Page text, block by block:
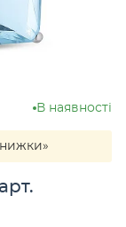
В наявності